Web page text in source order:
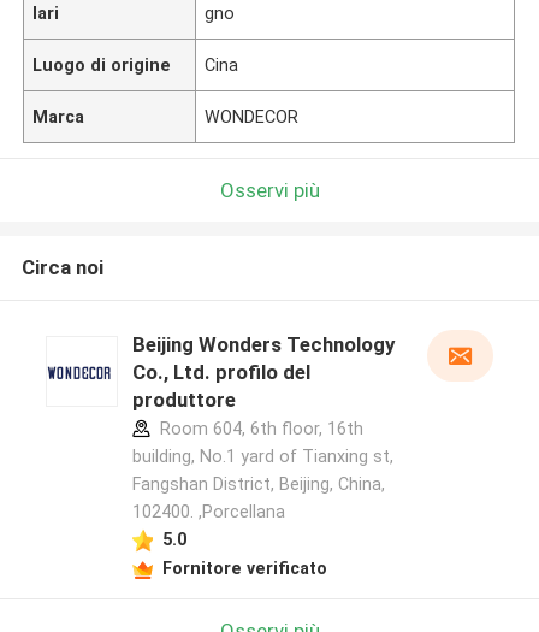
lari
gno
Luogo di origine Cina
Marca WONDECOR
Osservi più
Circa noi
Beijing Wonders Technology
Co., Ltd. profilo del
produttore
Room 604, 6th floor, 16th
building, No.1 yard of Tianxing st,
Fangshan District, Beijing, China,
102400. ,Porcellana
5.0
Fornitore verificato